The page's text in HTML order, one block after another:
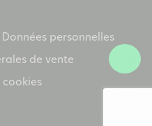
Données personnelles
de vente
cookies